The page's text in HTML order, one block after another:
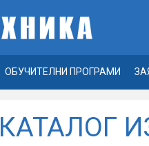
ОБУЧИТЕЛНИ ПРОГРАМИ
КАТАЛОГ